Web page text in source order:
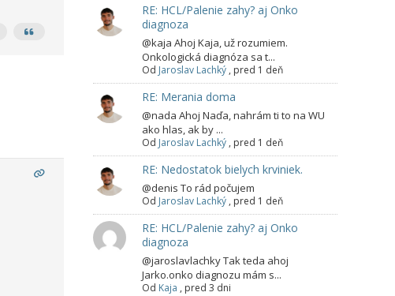
RE: HCL/Palenie zahy? aj Onko
diagnoza
@kaja Ahoj Kaja, už rozumiem.
Onkologická diagnóza sa t...
Od Jaroslav Lachký , pred 1 deň
RE: Merania doma
@nada Ahoj Naďa, nahrám ti to na WU
ako hlas, ak by ...
Od Jaroslav Lachký , pred 1 deň
RE: Nedostatok bielych krviniek.
@denis To rád počujem
Od Jaroslav Lachký , pred 1 deň
RE: HCL/Palenie zahy? aj Onko
diagnoza
@jaroslavlachky Tak teda ahoj
Jarko.onko diagnozu mám s...
Od Kaja , pred 3 dni